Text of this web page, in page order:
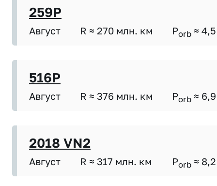
259P
Август R ≈ 270 млн. км Porb ≈ 4,5
516P
Август R ≈ 376 млн. км Porb ≈ 6,9
2018 VN2
Август R ≈ 317 млн. км Porb ≈ 8,2